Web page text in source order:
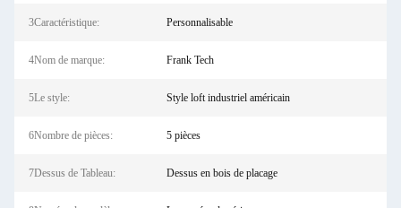
3Caractéristique: Personnalisable
4Nom de marque: Frank Tech
5Le style: Style loft industriel américain
6Nombre de pièces: 5 pièces
7Dessus de Tableau: Dessus en bois de placage